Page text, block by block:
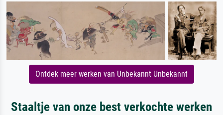
Ontdek meer werken van Unbekannt Unbekannt
Staaltje van onze best verkochte werken